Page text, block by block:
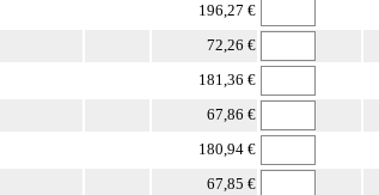
196,27 €
72,26 €
181,36 €
67,86 €
180,94 €
67,85 €